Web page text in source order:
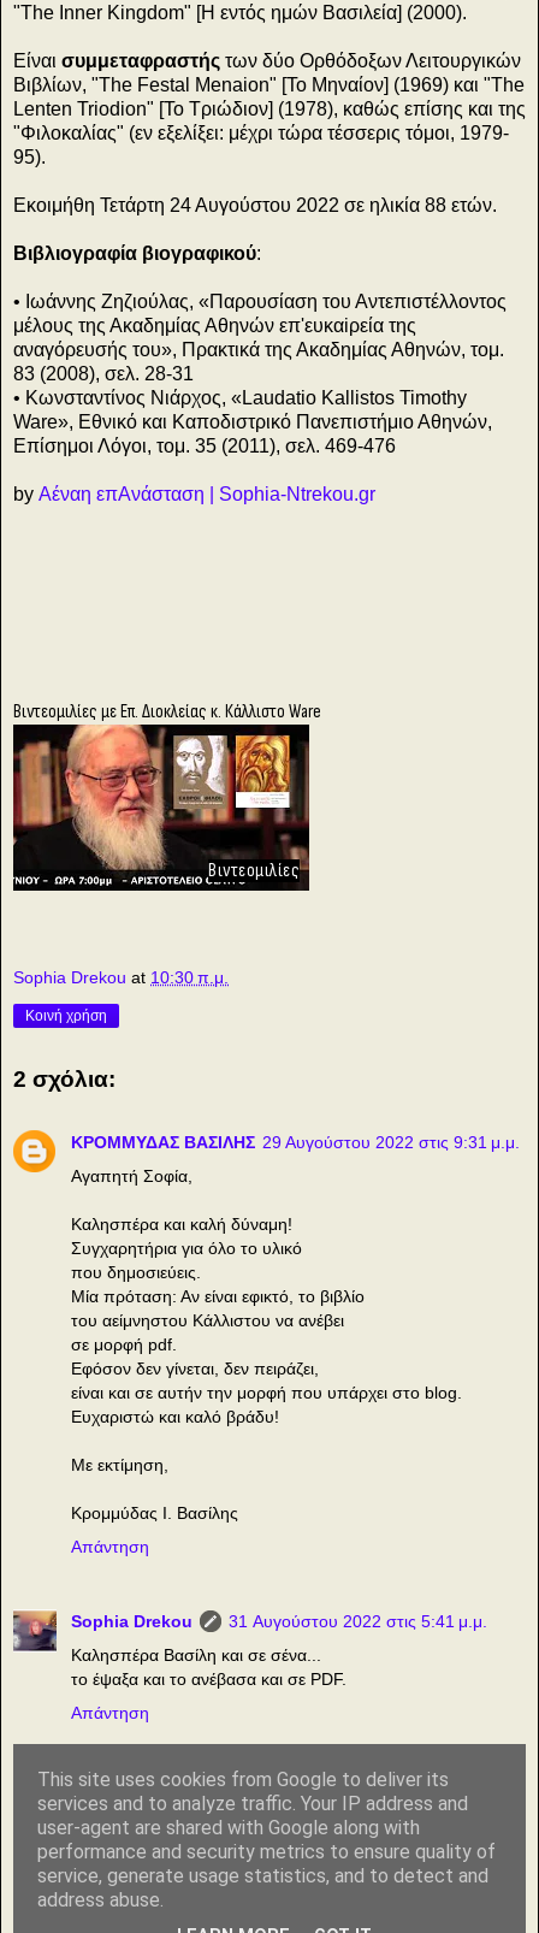
"The Inner Kingdom" [Η εντός ημών Βασιλεία] (2000).
Είναι συμμεταφραστής των δύο Ορθόδοξων Λειτουργικών
Βιβλίων, "The Festal Menaion" [Το Μηναίον] (1969) και "The
Lenten Triodion" [Το Τριώδιον] (1978), καθώς επίσης και της
"Φιλοκαλίας" (εν εξελίξει: μέχρι τώρα τέσσερις τόμοι, 1979-
95).
Εκοιμήθη Τετάρτη 24 Αυγούστου 2022 σε ηλικία 88 ετών.
Βιβλιογραφία βιογραφικού:
• Ιωάννης Ζηζιούλας, «Παρουσίαση του Αντεπιστέλλοντος
μέλους της Ακαδημίας Αθηνών επ'ευκαiρεία της
αναγόρευσής του», Πρακτικά της Ακαδημίας Αθηνών, τομ.
83 (2008), σελ. 28-31
• Κωνσταντίνος Νιάρχος, «Laudatio Kallistos Timothy
Ware», Εθνικό και Καποδιστρικό Πανεπιστήμιο Αθηνών,
Επίσημοι Λόγοι, τομ. 35 (2011), σελ. 469-476
by Αέναη επΑνάσταση | Sophia-Ntrekou.gr
Βιντεομιλίες με Επ. Διοκλείας κ. Κάλλιστο Ware
Βιντεομιλίες
Sophia Drekou at 10:30 π.μ.
Κοινή χρήση
2 σχόλια:
ΚΡΟΜΜΥΔΑΣ ΒΑΣΙΛΗΣ 29 Αυγούστου 2022 στις 9:31 μ.μ.
Αγαπητή Σοφία,
Καλησπέρα και καλή δύναμη!
Συγχαρητήρια για όλο το υλικό
που δημοσιεύεις.
Μία πρόταση: Αν είναι εφικτό, το βιβλίο
του αείμνηστου Κάλλιστου να ανέβει
σε μορφή pdf.
Εφόσον δεν γίνεται, δεν πειράζει,
είναι και σε αυτήν την μορφή που υπάρχει στο blog.
Ευχαριστώ και καλό βράδυ!
Με εκτίμηση,
Κρομμύδας Ι. Βασίλης
Απάντηση
Sophia Drekou
31 Αυγούστου 2022 στις 5:41 μ.μ.
Καλησπέρα Βασίλη και σε σένα...
το έψαξα και το ανέβασα και σε PDF.
Απάντηση